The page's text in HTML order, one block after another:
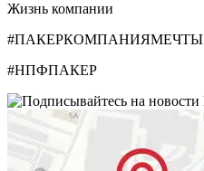
Жизнь компании
#ПАКЕРКОМПАНИЯМЕЧТЫ
#НПФПАКЕР